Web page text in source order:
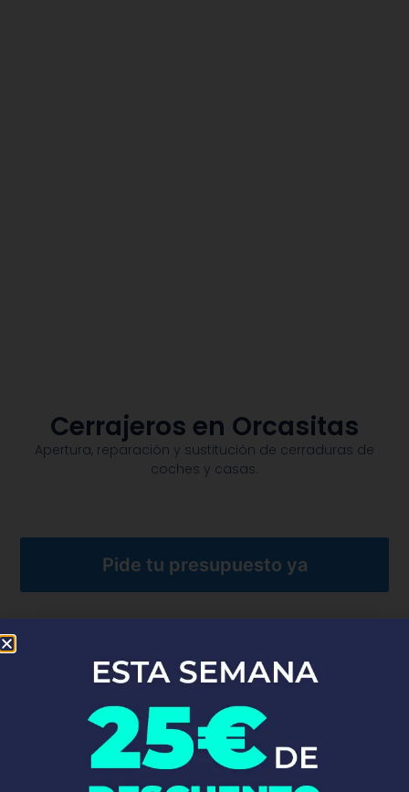
Cerrajeros en Orcasitas
Apertura, reparación y sustitución de cerraduras de
coches y casas.​
Pide tu presupuesto ya